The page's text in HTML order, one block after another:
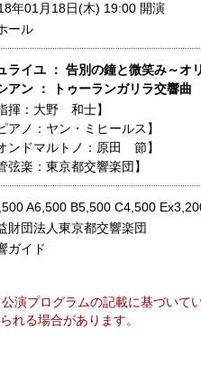
年01月18日(木) 19:00 開演
ール
ライユ ： 告別の鐘と微笑み～
アン ： トゥーランガリラ交響曲
揮：大野 和士】
アノ：ヤン・ミヒールス】
オンドマルトノ：原田 節】
弦楽：東京都交響楽団】
A6,500 B5,500 C4,500
財団法人東京都交響楽団
ガイド
演プログラムの記載に基づいて
れる場合があります。